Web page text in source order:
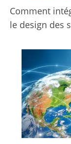
Comment
le design des